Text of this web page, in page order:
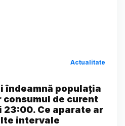
Actualitate
îndeamnă populația
consumul de curent
23:00. Ce aparate ar
intervale